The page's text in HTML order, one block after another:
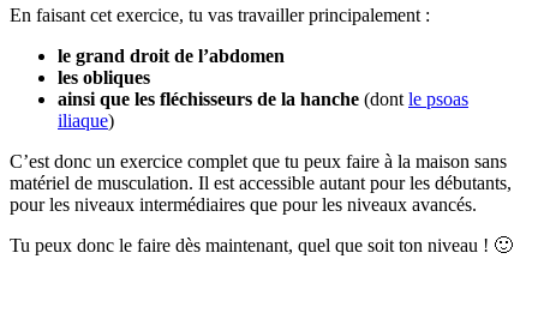
En faisant cet exercice, tu vas travailler principalement :
le grand droit de l’abdomen
les obliques
ainsi que les fléchisseurs de la hanche (dont le psoas
iliaque)
C’est donc un exercice complet que tu peux faire à la maison sans
matériel de musculation. Il est accessible autant pour les débutants,
pour les niveaux intermédiaires que pour les niveaux avancés.
Tu peux donc le faire dès maintenant, quel que soit ton niveau ! 🙂